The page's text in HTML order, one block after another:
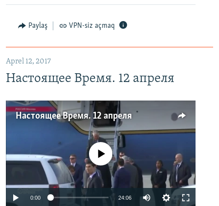
Paylaş VPN-siz açmaq
Aprel 12, 2017
Настоящее Время. 12 апреля
Настоящее Время. 12 апреля
No media source currently available
0:00 24:06